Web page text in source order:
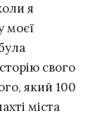
я
моєї
свого
який 100
міста